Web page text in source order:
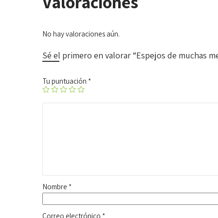
No hay valoraciones aún.
Sé el primero en valorar “Espejos de muchas
Tu puntuación *
Nombre *
Correo electrónico *